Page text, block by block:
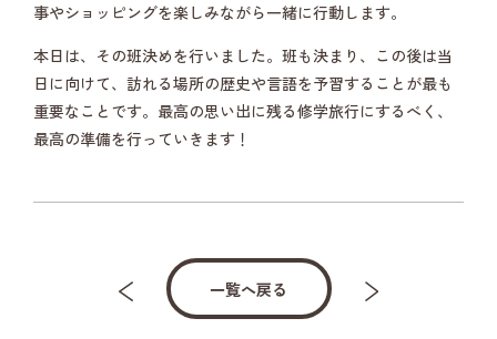
事やショッピングを楽しみながら一緒に行動します。
本日は、その班決めを行いました。班も決まり、この後は当
日に向けて、訪れる場所の歴史や言語を予習することが最も
重要なことです。最高の思い出に残る修学旅行にするべく、
最高の準備を行っていきます！
一覧へ戻る